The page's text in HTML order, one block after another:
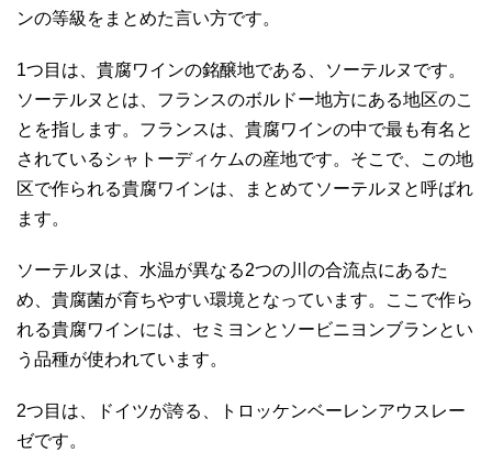
ンの等級をまとめた言い方です。
1つ目は、貴腐ワインの銘醸地である、ソーテルヌです。
ソーテルヌとは、フランスのボルドー地方にある地区のこ
とを指します。フランスは、貴腐ワインの中で最も有名と
されているシャトーディケムの産地です。そこで、この地
区で作られる貴腐ワインは、まとめてソーテルヌと呼ばれ
ます。
ソーテルヌは、水温が異なる2つの川の合流点にあるた
め、貴腐菌が育ちやすい環境となっています。ここで作ら
れる貴腐ワインには、セミヨンとソービニヨンブランとい
う品種が使われています。
2つ目は、ドイツが誇る、トロッケンベーレンアウスレー
ゼです。